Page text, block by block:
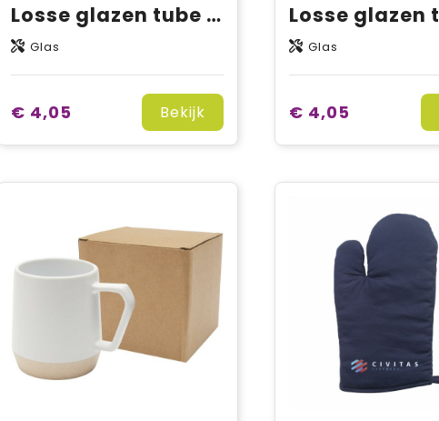
Losse glazen tube truffel olijfolie
Glas
€ 4,05 Bekijk
Glas
€ 4,05